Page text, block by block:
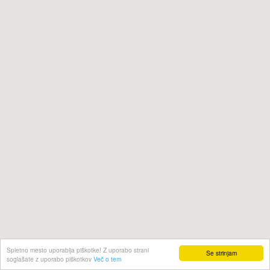
Se strinjam
Spletno mesto uporablja piškotke! Z uporabo strani
soglašate z uporabo piškotkov Več o tem